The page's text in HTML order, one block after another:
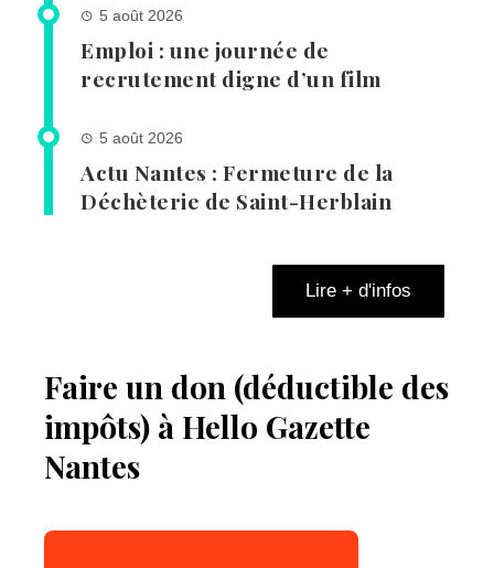
5 août 2026
Emploi : une journée de
recrutement digne d’un film
5 août 2026
Actu Nantes : Fermeture de la
Déchèterie de Saint-Herblain
Lire + d'infos
Faire un don (déductible des
impôts) à Hello Gazette
Nantes